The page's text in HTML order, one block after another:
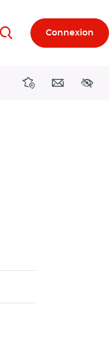
RechercherConnexion
DirectionsContact